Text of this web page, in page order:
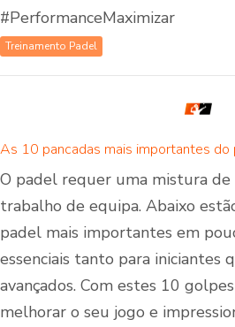
#PerformanceMaximizar
Treinamento Padel
As 10 pancadas mais importantes do
O padel requer uma mistura de
trabalho de equipa. Abaixo
padel mais importantes em
essenciais tanto para iniciantes
avançados. Com estes 10
melhorar o seu jogo e